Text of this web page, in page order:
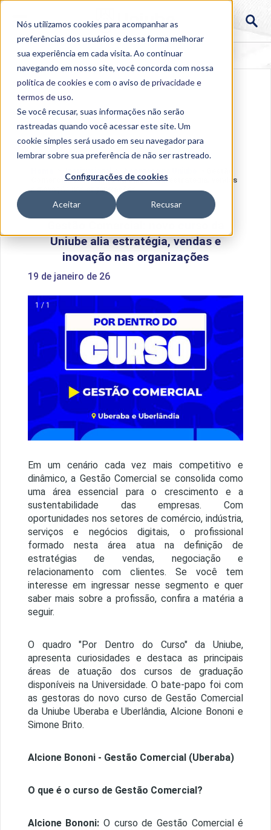
Nós utilizamos cookies para acompanhar as
preferências dos usuários e dessa forma melhorar
sua experiência em cada visita. Ao continuar
navegando em nosso site, você concorda com nossa
política de cookies e com o aviso deprivacidade e
termos de uso.
Se você recusar, suas informações não serão
rastreadas quando você acessar este site. Um
cookie simples será usado em seu navegador para
lembrar sobre sua preferência de não ser rastreado.
Configurações de cookies
Aceitar Recusar
Comercial: novo curso da Uniube alia estratégia, vendas
e inovação nas organizações
Uniube alia estratégia, vendas e
inovação nas organizações
19 de janeiro de 26
1 / 1
Em um cenário cada vez mais competitivo e
dinâmico, a Gestão Comercial se consolida como
uma área essencial para o crescimento e a
sustentabilidade das empresas. Com
oportunidades nos setores de comércio, indústria,
serviços e negócios digitais, o profissional
formado nesta área atua na definição de
estratégias de vendas, negociação e
relacionamento com clientes. Se você tem
interesse em ingressar nesse segmento e quer
saber mais sobre a profissão, confira a matéria a
seguir.
O quadro "Por Dentro do Curso" da Uniube,
apresenta curiosidades e destaca as principais
áreas de atuação dos cursos de graduação
disponíveis na Universidade. O bate-papo foi com
as gestoras do novo curso de Gestão Comercial
da Uniube Uberaba e Uberlândia, Alcione Bononi e
Simone Brito.
Alcione Bononi - Gestão Comercial (Uberaba)
O que é o curso de Gestão Comercial?
Alcione Bononi: O curso de Gestão Comercial é